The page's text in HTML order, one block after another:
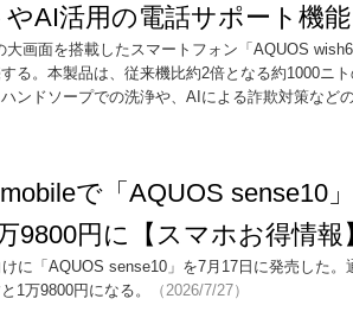
やAI活用の電話サポート機能
大画面を搭載したスマートフォン「AQUOS
る。本製品は、従来機比約2倍となる約1000ニ
ンドソープでの洗浄や、AIによる詐欺対策など
で「AQUOS sense10
9800円に【スマホお得情報
に「AQUOS sense10」を7月17日に発売した
1万9800円になる。
（2026/7/27）